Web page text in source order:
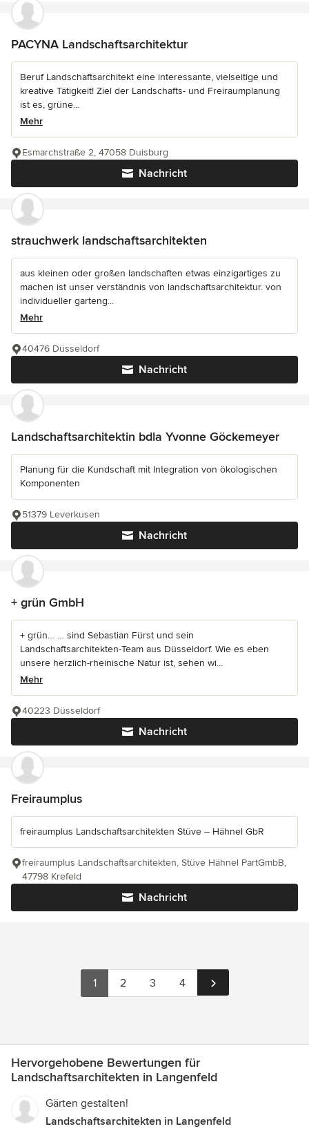
PACYNA Landschaftsarchitektur
Beruf Landschaftsarchitekt eine interessante, vielseitige und
kreative Tätigkeit! Ziel der Landschafts- und Freiraumplanung
ist es, grüne...
Mehr
Nachricht
Esmarchstraße 2, 47058 Duisburg
strauchwerk landschaftsarchitekten
aus kleinen oder großen landschaften etwas einzigartiges zu
machen ist unser verständnis von landschaftsarchitektur. von
individueller garteng...
Mehr
Nachricht
40476 Düsseldorf
Landschaftsarchitektin bdla Yvonne Göckemeyer
Planung für die Kundschaft mit Integration von ökologischen
Komponenten
Nachricht
51379 Leverkusen
+ grün GmbH
+ grün… … sind Sebastian Fürst und sein
Landschaftsarchitekten-Team aus Düsseldorf. Wie es eben
unsere herzlich-rheinische Natur ist, sehen wi...
Mehr
Nachricht
40223 Düsseldorf
Freiraumplus
freiraumplus Landschaftsarchitekten Stüve – Hähnel GbR
Nachricht
freiraumplus Landschaftsarchitekten, Stüve Hähnel PartGmbB,
47798 Krefeld
1 2 3 4
Hervorgehobene Bewertungen für
Landschaftsarchitekten in Langenfeld
Gärten gestalten!
Landschaftsarchitekten in Langenfeld